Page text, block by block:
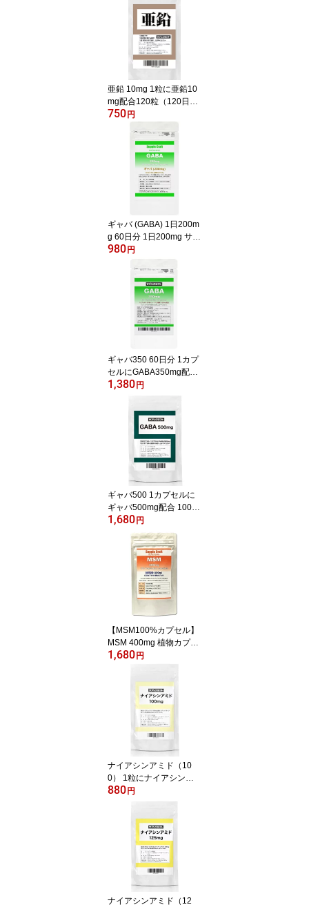
亜鉛 10mg 1粒に亜鉛10
mg配合120粒（120日
分） 小粒タブレット
750円
ギャバ (GABA) 1日200m
g 60日分 1日200mg サプ
リメント
980円
ギャバ350 60日分 1カプ
セルにGABA350mg配合
60カプセル入 サプリメ
1,380円
ギャバ500 1カプセルに
ギャバ500mg配合 100カ
プセル入り
1,680円
【MSM100%カプセル】
MSM 400mg 植物カプセ
ル サプリメント (120カ
1,680円
ナイアシンアミド（10
0） 1粒にナイアシンア
ミド100mg 120粒入 タ
880円
ナイアシンアミド（12